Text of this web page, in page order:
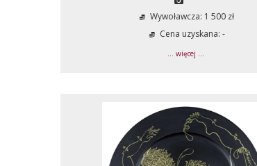
Wywoławcza: 1 500 zł
Cena uzyskana: -
... więcej ...